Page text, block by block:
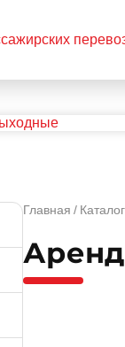
Главная